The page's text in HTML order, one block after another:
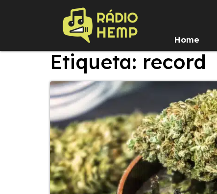
Home
Etiqueta: record